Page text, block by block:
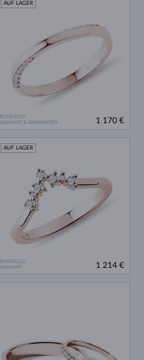
ROSÉGOLD
DIAMANT & DIAMANTEN
AUF LAGER
1 170 €
ROSÉGOLD
DIAMANT
AUF LAGER
1 214 €